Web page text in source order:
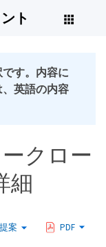
ト
す。内容に
英語の内容
クロー
細
案 PDF